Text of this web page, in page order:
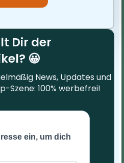
Dir der
😀
News, Updates und
Szene: 100% werbefrei!
ein, um dich